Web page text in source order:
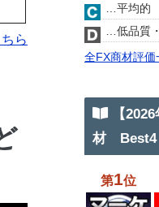
ら
…平均的
…低品質
全FX商材評
【
材 Best4
第1位